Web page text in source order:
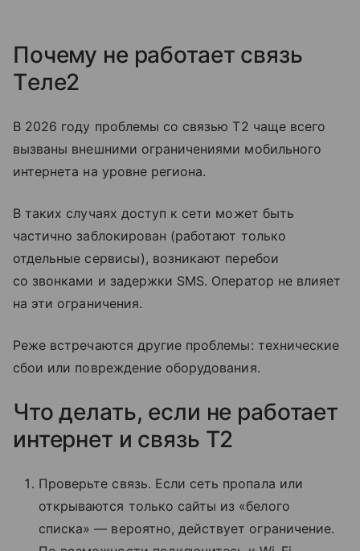
Почему не работает связь
Tеле2
В 2026 году проблемы со связью T2 чаще всего
вызваны внешними ограничениями мобильного
интернета на уровне региона.
В таких случаях доступ к сети может быть
частично заблокирован (работают только
отдельные сервисы), возникают перебои
со звонками и задержки SMS. Оператор не влияет
на эти ограничения.
Реже встречаются другие проблемы: технические
сбои или повреждение оборудования.
Что делать, если не работает
интернет и связь T2
Проверьте связь. Если сеть пропала или
открываются только сайты из «белого
списка» — вероятно, действует ограничение.